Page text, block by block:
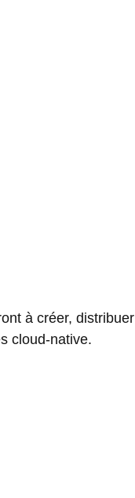
à créer, distribuer
cloud-native.